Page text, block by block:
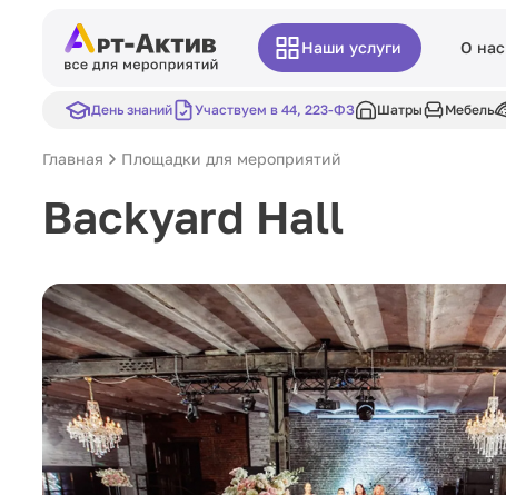
Наши услуги О нас
День знаний Участвуем в 44, 223-ФЗ Шатры Мебель
Главная Площадки для мероприятий
Backyard Hall